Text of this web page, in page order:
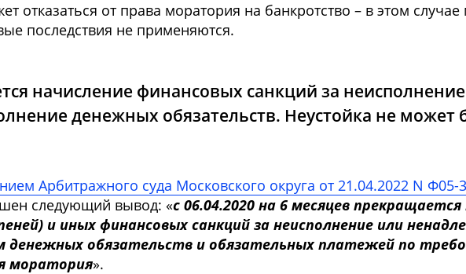
отказаться от права моратория на банкротство – в этом
последствия не применяются.
начисление финансовых санкций за
денежных обязательств. Неустойка не может
Арбитражного суда Московского округа от 21.04.2022 N Ф05-
следующий вывод: «с 06.04.2020 на 6 месяцев
и иных финансовых санкций за неисполнение или
денежных обязательств и обязательных платежей по
моратория».